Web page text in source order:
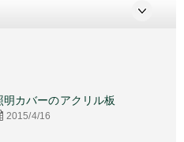
明カバーのアクリル板
2015/4/16